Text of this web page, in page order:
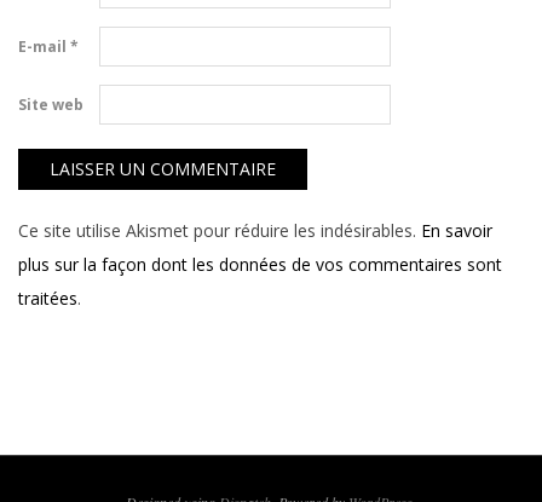
E-mail *
Site web
Ce site utilise Akismet pour réduire les indésirables. En savoir
plus sur la façon dont les données de vos commentaires sont
traitées.